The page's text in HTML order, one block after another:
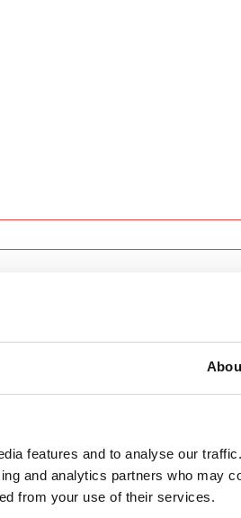
features and to analyse our
and analytics partners who may
from your use of their services.
X